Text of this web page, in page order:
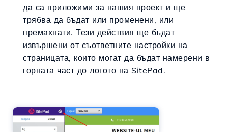
да са приложими за нашия проект и ще
трябва да бъдат или променени, или
премахнати. Тези действия ще бъдат
извършени от съответните настройки на
страницата, които могат да бъдат намерени в
горната част до логото на SitePad.